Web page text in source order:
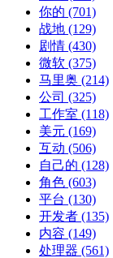
你的 (701)
战地 (129)
剧情 (430)
微软 (375)
马里奥 (214)
公司 (325)
工作室 (118)
美元 (169)
互动 (506)
自己的 (128)
角色 (603)
平台 (130)
开发者 (135)
内容 (149)
处理器 (561)